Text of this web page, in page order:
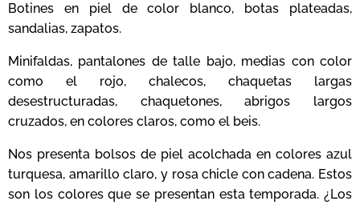
Botines en piel de color blanco, botas plateadas,
sandalias, zapatos.
Minifaldas, pantalones de talle bajo, medias con color
como el rojo, chalecos, chaquetas largas
desestructuradas, chaquetones, abrigos largos
cruzados, en colores claros, como el beis.
Nos presenta bolsos de piel acolchada en colores azul
turquesa, amarillo claro, y rosa chicle con cadena. Estos
son los colores que se presentan esta temporada. ¿Los